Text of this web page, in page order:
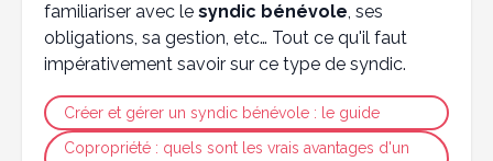
familiariser avec le syndic bénévole, ses
obligations, sa gestion, etc… Tout ce qu'il faut
impérativement savoir sur ce type de syndic.
Créer et gérer un syndic bénévole : le guide
Copropriété : quels sont les vrais avantages d'un